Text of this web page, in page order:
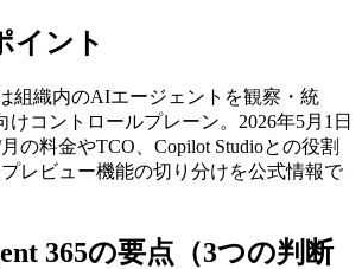
イント
組織内のAIエージェントを観察・統
コントロールプレーン。2026年5月1日
の料金やTCO、Copilot Studioとの役割
レビュー機能の切り分けを公式情報で
365の要点（3つの判断